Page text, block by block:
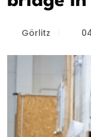
Görlitz